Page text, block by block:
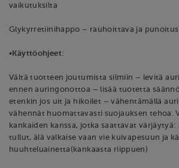
vaikutuksilta
Glykyrretiinihappo – rauhoittava ja
• Käyttöohjeet:
Vältä tuotteen joutumista silmiin – levitä
ennen auringonottoa – lisää tuotetta
etenkin jos uit ja hikoilet – vähentämällä
vähennät huomattavasti suojauksen tehoa.
kankaiden kanssa, jotka saattavat
tullut, älä valkaise vaan vie kuivapesuun ja
huuhteluainetta(kankaasta riippuen)